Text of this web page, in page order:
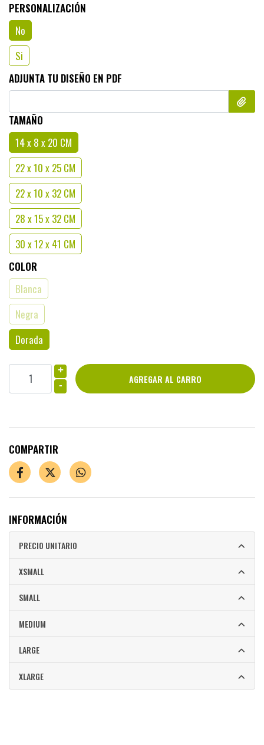
PERSONALIZACIÓN
No
Si
ADJUNTA TU DISEÑO EN PDF
TAMAÑO
14 x 8 x 20 CM
22 x 10 x 25 CM
22 x 10 x 32 CM
28 x 15 x 32 CM
30 x 12 x 41 CM
COLOR
Blanca
Negra
Dorada
+
-
COMPARTIR
INFORMACIÓN
PRECIO UNITARIO
XSMALL
SMALL
MEDIUM
LARGE
XLARGE